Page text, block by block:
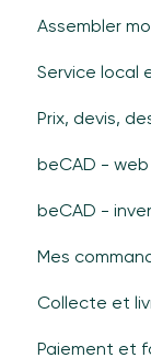
Portes
beTV
Matériel
Contenu
Hybrid
Assistance
Textile
Assembler
Service local
Prix, devis,
beCAD - web
Create
Control
Calculate
Summary
beCAD -
Démarrer
Plans en
Mes
Collecte et
Collecte
Paiement et